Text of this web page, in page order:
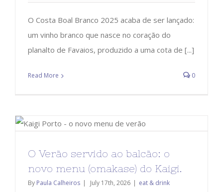
O Costa Boal Branco 2025 acaba de ser lançado:
um vinho branco que nasce no coração do
planalto de Favaios, produzido a uma cota de [...]
Read More 0
O Verão servido ao balcão: o
novo menu (omakase) do Kaigi.
By Paula Calheiros | July 17th, 2026 | eat & drink